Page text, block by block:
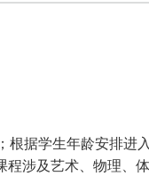
据学生年龄安排进
涉及艺术、物理、